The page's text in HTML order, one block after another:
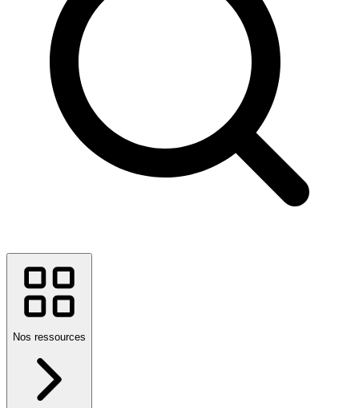
Nos ressources